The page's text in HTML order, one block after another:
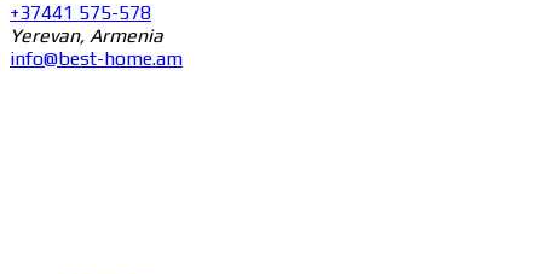
+37441 575-578
Yerevan, Armenia
info@best-home.am